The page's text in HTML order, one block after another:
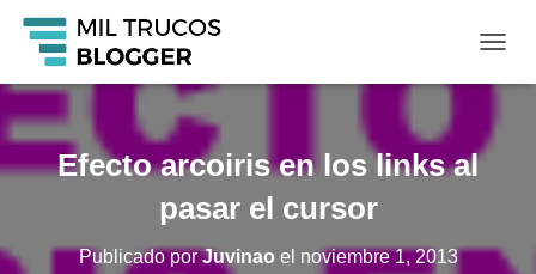
A
B
D
Efecto arcoiris en los links al
pasar el cursor
Publicado porJuvinao el noviembre 1, 2013